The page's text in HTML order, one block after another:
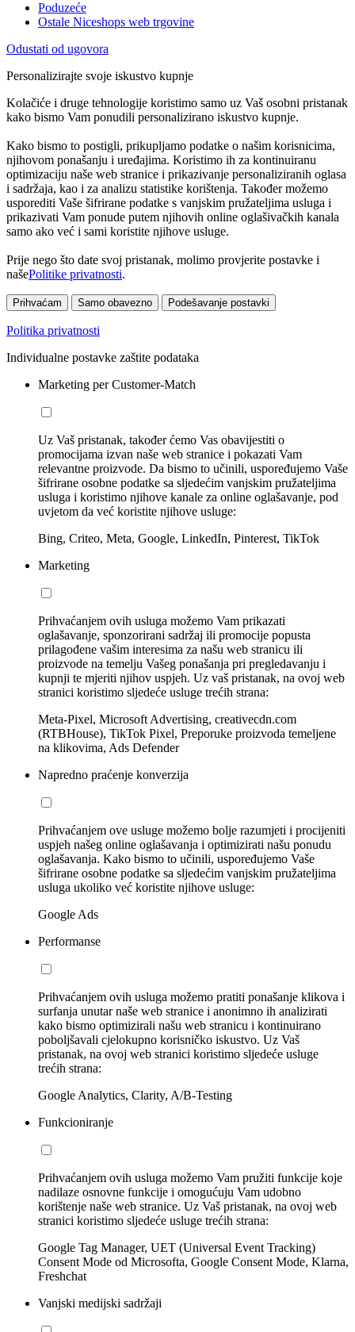
Poduzeće
Ostale Niceshops web trgovine
Odustati od ugovora
Personalizirajte svoje iskustvo kupnje
Kolačiće i druge tehnologije koristimo samo uz Vaš osobni pristanak
kako bismo Vam ponudili personalizirano iskustvo kupnje.
Kako bismo to postigli, prikupljamo podatke o našim korisnicima,
njihovom ponašanju i uređajima. Koristimo ih za kontinuiranu
optimizaciju naše web stranice i prikazivanje personaliziranih oglasa
i sadržaja, kao i za analizu statistike korištenja. Također možemo
usporediti Vaše šifrirane podatke s vanjskim pružateljima usluga i
prikazivati Vam ponude putem njihovih online oglašivačkih kanala
samo ako već i sami koristite njihove usluge.
Prije nego što date svoj pristanak, molimo provjerite postavke i
našePolitike privatnosti.
Prihvaćam Samo obavezno Podešavanje postavki
Politika privatnosti
Individualne postavke zaštite podataka
Marketing per Customer-Match
Uz Vaš pristanak, također ćemo Vas obavijestiti o
promocijama izvan naše web stranice i pokazati Vam
relevantne proizvode. Da bismo to učinili, uspoređujemo Vaše
šifrirane osobne podatke sa sljedećim vanjskim pružateljima
usluga i koristimo njihove kanale za online oglašavanje, pod
uvjetom da već koristite njihove usluge:
Bing, Criteo, Meta, Google, LinkedIn, Pinterest, TikTok
Marketing
Prihvaćanjem ovih usluga možemo Vam prikazati
oglašavanje, sponzorirani sadržaj ili promocije popusta
prilagođene vašim interesima za našu web stranicu ili
proizvode na temelju Vašeg ponašanja pri pregledavanju i
kupnji te mjeriti njihov uspjeh. Uz vaš pristanak, na ovoj web
stranici koristimo sljedeće usluge trećih strana:
Meta-Pixel, Microsoft Advertising, creativecdn.com
(RTBHouse), TikTok Pixel, Preporuke proizvoda temeljene
na klikovima, Ads Defender
Napredno praćenje konverzija
Prihvaćanjem ove usluge možemo bolje razumjeti i procijeniti
uspjeh našeg online oglašavanja i optimizirati našu ponudu
oglašavanja. Kako bismo to učinili, uspoređujemo Vaše
šifrirane osobne podatke sa sljedećim vanjskim pružateljima
usluga ukoliko već koristite njihove usluge:
Google Ads
Performanse
Prihvaćanjem ovih usluga možemo pratiti ponašanje klikova i
surfanja unutar naše web stranice i anonimno ih analizirati
kako bismo optimizirali našu web stranicu i kontinuirano
poboljšavali cjelokupno korisničko iskustvo. Uz Vaš
pristanak, na ovoj web stranici koristimo sljedeće usluge
trećih strana:
Google Analytics, Clarity, A/B-Testing
Funkcioniranje
Prihvaćanjem ovih usluga možemo Vam pružiti funkcije koje
nadilaze osnovne funkcije i omogućuju Vam udobno
korištenje naše web stranice. Uz Vaš pristanak, na ovoj web
stranici koristimo sljedeće usluge trećih strana:
Google Tag Manager, UET (Universal Event Tracking)
Consent Mode od Microsofta, Google Consent Mode, Klarna,
Freshchat
Vanjski medijski sadržaji